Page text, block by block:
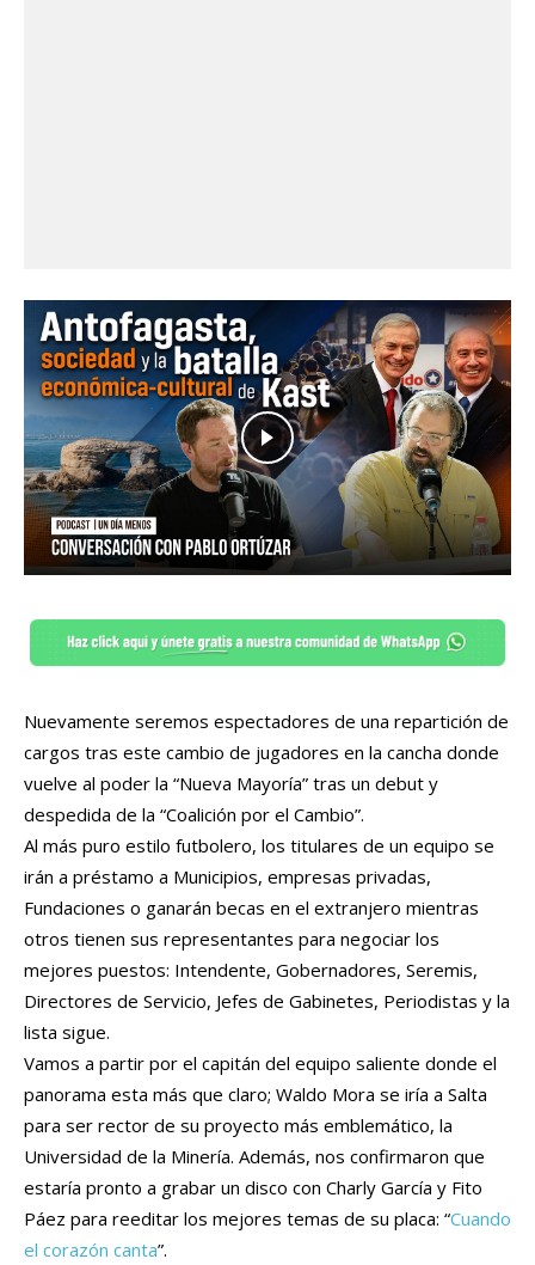
Nuevamente seremos espectadores de una repartición de
cargos tras este cambio de jugadores en la cancha donde
vuelve al poder la “Nueva Mayoría” tras un debut y
despedida de la “Coalición por el Cambio”.
Al más puro estilo futbolero, los titulares de un equipo se
irán a préstamo a Municipios, empresas privadas,
Fundaciones o ganarán becas en el extranjero mientras
otros tienen sus representantes para negociar los
mejores puestos: Intendente, Gobernadores, Seremis,
Directores de Servicio, Jefes de Gabinetes, Periodistas y la
lista sigue.
Vamos a partir por el capitán del equipo saliente donde el
panorama esta más que claro; Waldo Mora se iría a Salta
para ser rector de su proyecto más emblemático, la
Universidad de la Minería. Además, nos confirmaron que
estaría pronto a grabar un disco con Charly García y Fito
Páez para reeditar los mejores temas de su placa: “Cuando
el corazón canta”.